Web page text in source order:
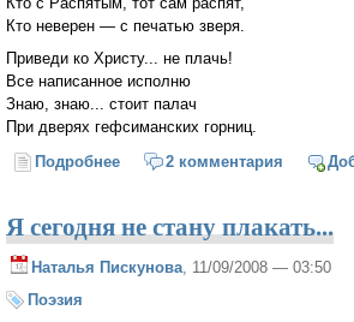
Кто неверен — с печатью зверя.
Приведи ко Христу... не плачь!
Все написанное исполню
Знаю, знаю... стоит палач
При дверях гефсиманских горниц.
Подробнее о Хрисанфу
2 комментария
Я сегодня не стану плакать...
Наталья Пискунова, 11/09/2008 — 03:50
Поэзия